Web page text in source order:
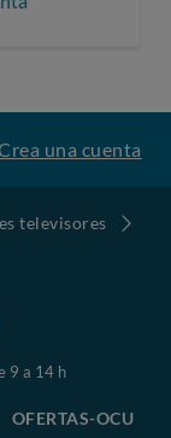
una cuenta
televisores
9 a 14 h
OFERTAS-OCU